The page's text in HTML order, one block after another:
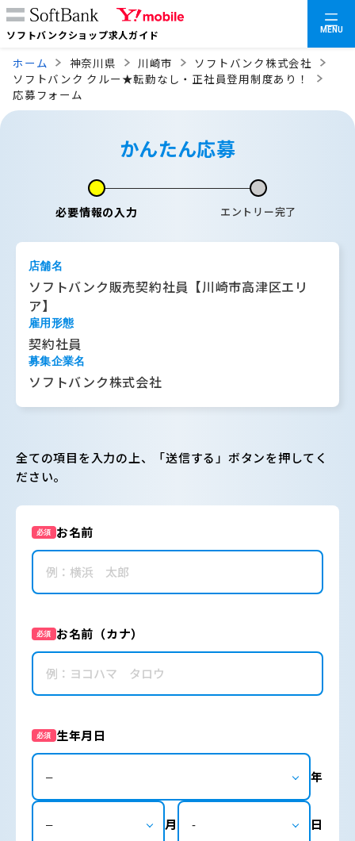
ソフトバンクショップ求人ガイド MENU
ホーム 神奈川県 川崎市
ソフトバンク株式会社
ソフトバンク クルー★転勤なし・正社員登用制度あり！
応募フォーム
かんたん応募
必要情報の入力 エントリー完了
店舗名
ソフトバンク販売契約社員【川崎市高津区エリ
ア】
雇用形態
契約社員
募集企業名
ソフトバンク株式会社
全ての項目を入力の上、「送信する」ボタンを押してく
ださい。
必須 お名前
必須 お名前（カナ）
必須 生年月日
年
月 日